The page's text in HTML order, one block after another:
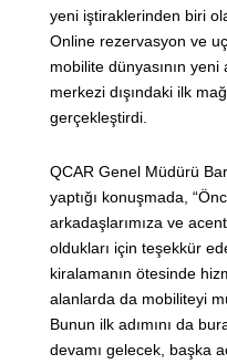
yeni iştiraklerinden biri
Online rezervasyon ve
mobilite dünyasının
merkezi dışındaki ilk
gerçekleştirdi.
QCAR Genel Müdürü
yaptığı konuşmada,
arkadaşlarımıza ve
oldukları için teşekkür
kiralamanın ötesinde
alanlarda da mobiliteyi
Bunun ilk adımını da
devamı gelecek, başka